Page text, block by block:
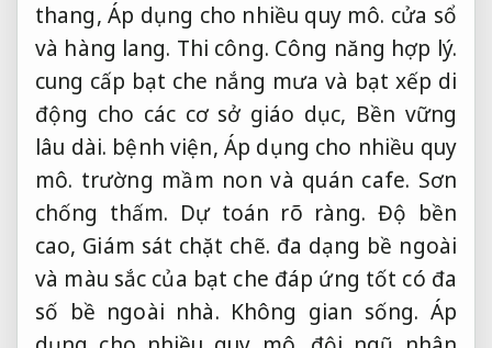
thang,Áp dụng cho nhiều quy mô. cửa sổ
và hàng lang. Thi công. Công năng hợp lý.
cung cấp bạt che nắng mưa và bạt xếp di
động cho các cơ sở giáo dục, Bền vững
lâu dài. bệnh viện, Áp dụng cho nhiều quy
mô. trường mầm non và quán cafe. Sơn
chống thấm. Dự toán rõ ràng. Độ bền
cao, Giám sát chặt chẽ. đa dạng bề ngoài
và màu sắc của bạt che đáp ứng tốt có đa
số bề ngoài nhà. Không gian sống. Áp